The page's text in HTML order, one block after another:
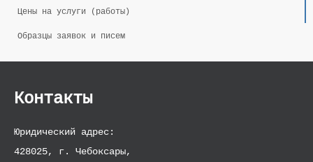
Цены на услуги (работы)
Образцы заявок и писем
Контакты
Юридический адрес:
428025, г. Чебоксары,